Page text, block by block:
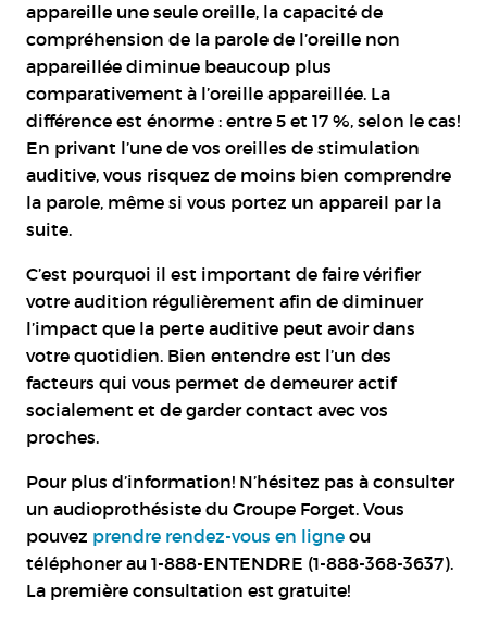
appareille une seule oreille, la capacité de
compréhension de la parole de l’oreille non
appareillée diminue beaucoup plus
comparativement à l’oreille appareillée. La
différence est énorme : entre 5 et 17 %, selon le cas!
En privant l’une de vos oreilles de stimulation
auditive, vous risquez de moins bien comprendre
la parole, même si vous portez un appareil par la
suite.
C’est pourquoi il est important de faire vérifier
votre audition régulièrement afin de diminuer
l’impact que la perte auditive peut avoir dans
votre quotidien. Bien entendre est l’un des
facteurs qui vous permet de demeurer actif
socialement et de garder contact avec vos
proches.
Pour plus d’information! N’hésitez pas à consulter
un audioprothésiste du Groupe Forget. Vous
pouvez prendre rendez-vous en ligneou
téléphoner au 1-888-ENTENDRE (1-888-368-3637).
La première consultation est gratuite!